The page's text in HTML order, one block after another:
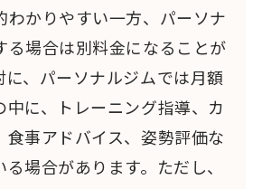
わかりやすい一方、パーソナ
る場合は別料金になることが
に、パーソナルジムでは月額
中に、トレーニング指導、カ
食事アドバイス、姿勢評価な
場合があります。ただし、